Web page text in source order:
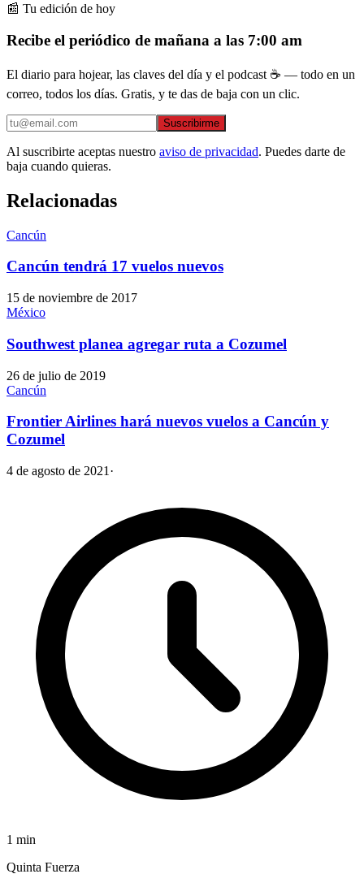
📰 Tu edición de hoy
Recibe el periódico de mañana a las 7:00 am
El diario para hojear, las claves del día y el podcast ☕ — todo en un
correo, todos los días. Gratis, y te das de baja con un clic.
Suscribirme
Al suscribirte aceptas nuestro aviso de privacidad. Puedes darte de
baja cuando quieras.
Relacionadas
Cancún
Cancún tendrá 17 vuelos nuevos
15 de noviembre de 2017
México
Southwest planea agregar ruta a Cozumel
26 de julio de 2019
Cancún
Frontier Airlines hará nuevos vuelos a Cancún y
Cozumel
4 de agosto de 2021 ·
1 min
Quinta Fuerza